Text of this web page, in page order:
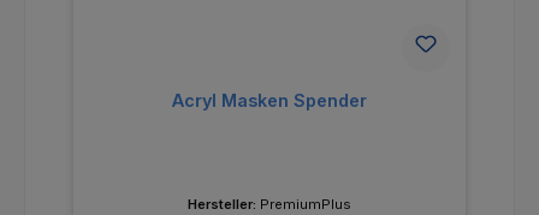
Acryl Masken Spender
Hersteller: PremiumPlus